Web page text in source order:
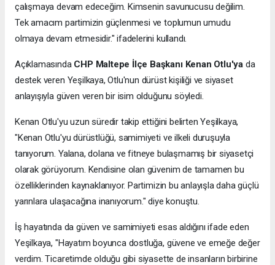
çalışmaya devam edeceğim. Kimsenin savunucusu değilim.
Tek amacım partimizin güçlenmesi ve toplumun umudu
olmaya devam etmesidir." ifadelerini kullandı.
Açıklamasında CHP Maltepe İlçe Başkanı Kenan Otlu'ya da
destek veren Yeşilkaya, Otlu'nun dürüst kişiliği ve siyaset
anlayışıyla güven veren bir isim olduğunu söyledi.
Kenan Otlu'yu uzun süredir takip ettiğini belirten Yeşilkaya,
"Kenan Otlu'yu dürüstlüğü, samimiyeti ve ilkeli duruşuyla
tanıyorum. Yalana, dolana ve fitneye bulaşmamış bir siyasetçi
olarak görüyorum. Kendisine olan güvenim de tamamen bu
özelliklerinden kaynaklanıyor. Partimizin bu anlayışla daha güçlü
yarınlara ulaşacağına inanıyorum." diye konuştu.
İş hayatında da güven ve samimiyeti esas aldığını ifade eden
Yeşilkaya, "Hayatım boyunca dostluğa, güvene ve emeğe değer
verdim. Ticaretimde olduğu gibi siyasette de insanların birbirine